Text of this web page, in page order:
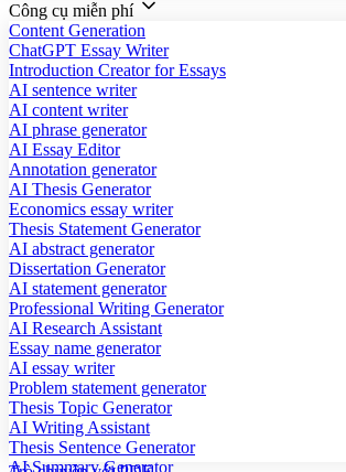
Công cụ miễn phí
Content Generation
ChatGPT Essay Writer
Introduction Creator for Essays
AI sentence writer
AI content writer
AI phrase generator
AI Essay Editor
Annotation generator
AI Thesis Generator
Economics essay writer
Thesis Statement Generator
AI abstract generator
Dissertation Generator
AI statement generator
Professional Writing Generator
AI Research Assistant
Essay name generator
AI essay writer
Problem statement generator
Thesis Topic Generator
AI Writing Assistant
Thesis Sentence Generator
AI Summary Generator